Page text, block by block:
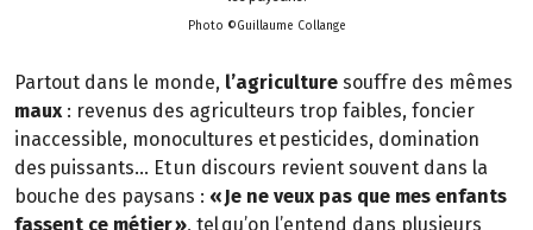
Photo ©Guillaume Collange
Partout dans le monde, l’agriculture souffre des mêmes
maux: revenus des agriculteurs trop faibles, foncier
inaccessible, monocultures et pesticides, domination
des puissants… Et un discours revient souvent dans la
bouche des paysans : « Je ne veux pas que mes enfants
fassent ce métier », tel qu’on l’entend dans plusieurs